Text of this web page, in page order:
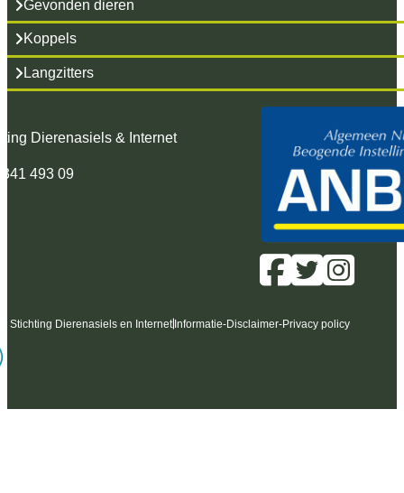
Gevonden dieren
Koppels
Langzitters
Dierenasiels & Internet
493 09
Stichting Dierenasiels en Internet Informatie-Disclaimer-Privacy policy